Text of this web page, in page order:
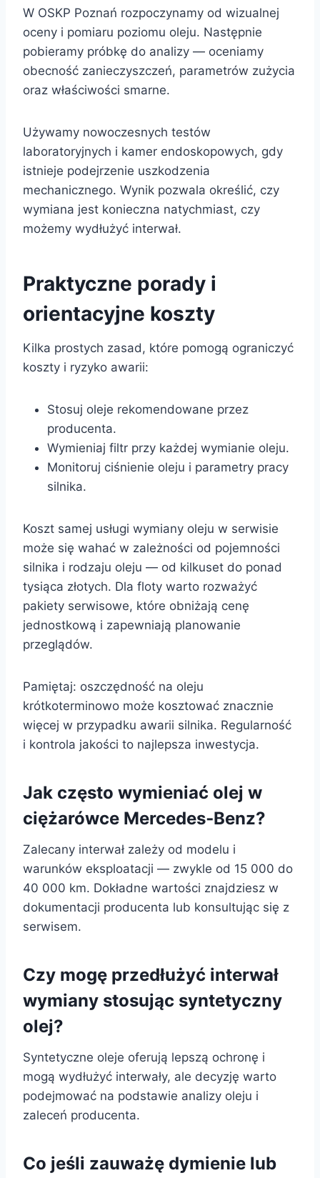
W OSKP Poznań rozpoczynamy od wizualnej
oceny i pomiaru poziomu oleju. Następnie
pobieramy próbkę do analizy — oceniamy
obecność zanieczyszczeń, parametrów zużycia
oraz właściwości smarne.
Używamy nowoczesnych testów
laboratoryjnych i kamer endoskopowych, gdy
istnieje podejrzenie uszkodzenia
mechanicznego. Wynik pozwala określić, czy
wymiana jest konieczna natychmiast, czy
możemy wydłużyć interwał.
Praktyczne porady i
orientacyjne koszty
Kilka prostych zasad, które pomogą ograniczyć
koszty i ryzyko awarii:
Stosuj oleje rekomendowane przez
producenta.
Wymieniaj filtr przy każdej wymianie oleju.
Monitoruj ciśnienie oleju i parametry pracy
silnika.
Koszt samej usługi wymiany oleju w serwisie
może się wahać w zależności od pojemności
silnika i rodzaju oleju — od kilkuset do ponad
tysiąca złotych. Dla floty warto rozważyć
pakiety serwisowe, które obniżają cenę
jednostkową i zapewniają planowanie
przeglądów.
Pamiętaj: oszczędność na oleju
krótkoterminowo może kosztować znacznie
więcej w przypadku awarii silnika. Regularność
i kontrola jakości to najlepsza inwestycja.
Jak często wymieniać olej w
ciężarówce Mercedes‑Benz?
Zalecany interwał zależy od modelu i
warunków eksploatacji — zwykle od 15 000 do
40 000 km. Dokładne wartości znajdziesz w
dokumentacji producenta lub konsultując się z
serwisem.
Czy mogę przedłużyć interwał
wymiany stosując syntetyczny
olej?
Syntetyczne oleje oferują lepszą ochronę i
mogą wydłużyć interwały, ale decyzję warto
podejmować na podstawie analizy oleju i
zaleceń producenta.
Co jeśli zauważę dymienie lub